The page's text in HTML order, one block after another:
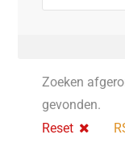
Zoeken
gevonden.
Reset